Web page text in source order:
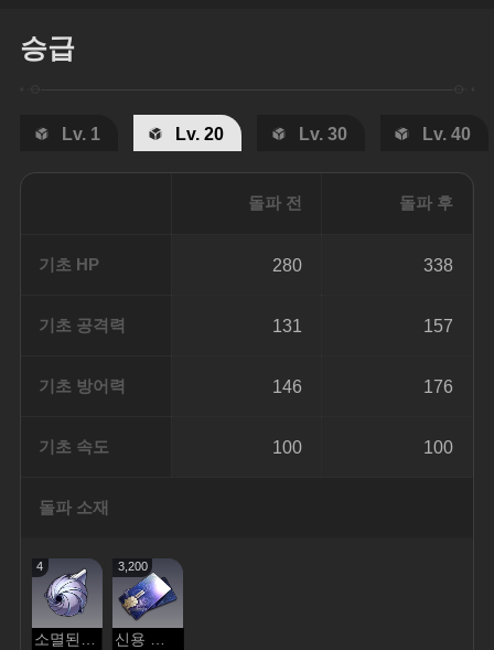
승급
Lv. 1 Lv. 20 Lv. 30 Lv. 40
돌파 전 돌파 후
기초 HP 280 338
기초 공격력 131 157
기초 방어력 146 176
기초 속도 100 100
돌파 소재
4
소멸된 코어
3,200
신용 포인트